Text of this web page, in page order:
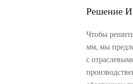
Решение И
Чтобы
мм, мы
с